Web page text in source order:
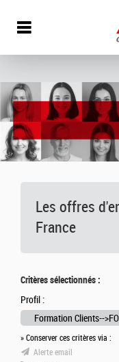
Les offres
France
Critères sélectionnés :
Profil :
Formation Clients--
» Conserver ces critères via :
Alerte email